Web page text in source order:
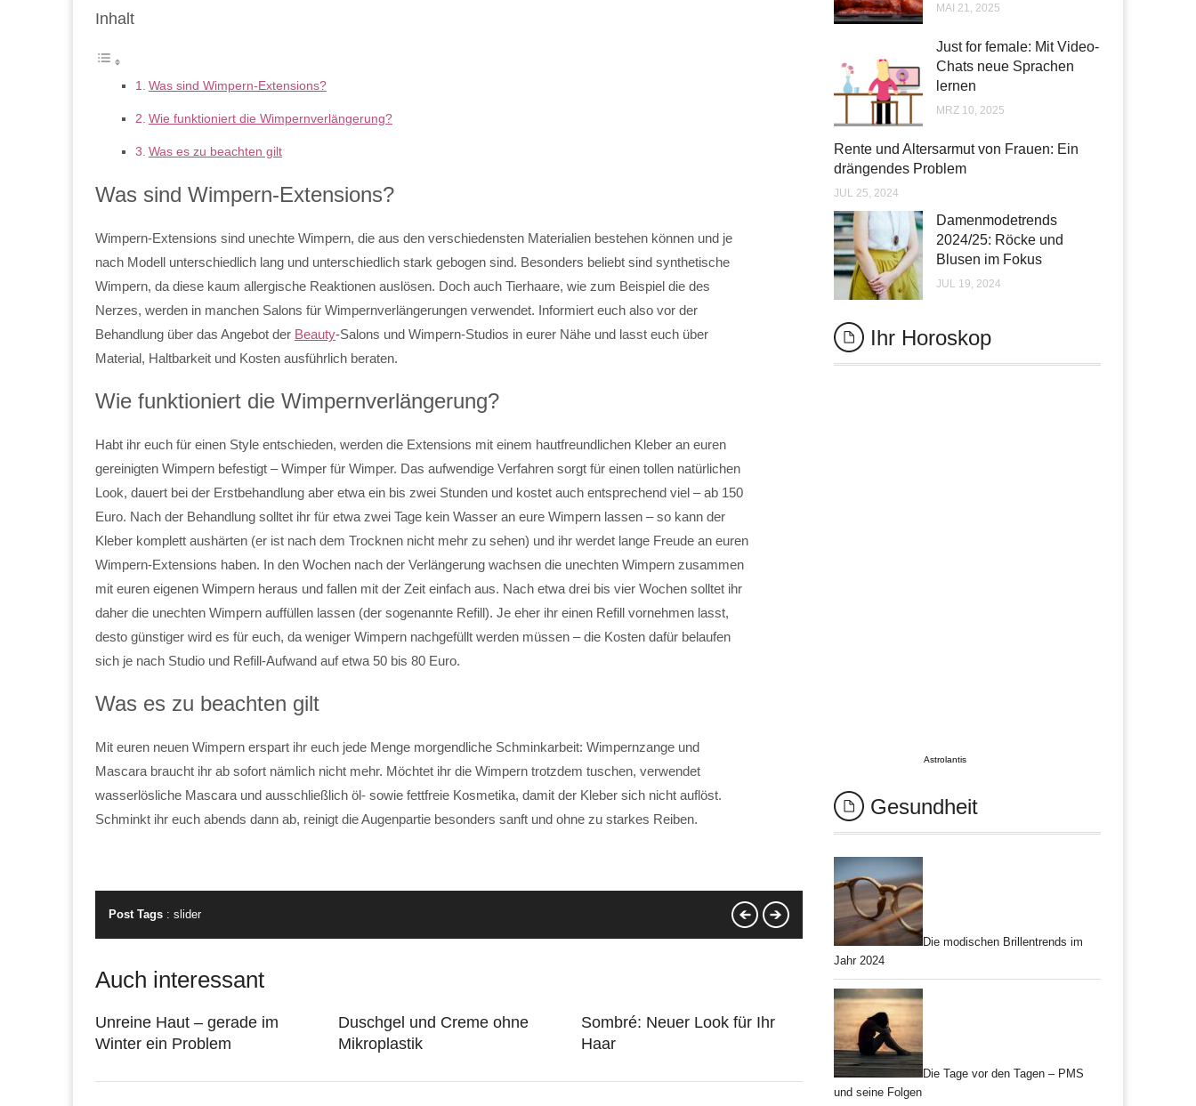
Inhalt
Was sind Wimpern-Extensions?
Wie funktioniert die Wimpernverlängerung?
Was es zu beachten gilt
Was sind Wimpern-Extensions?
Wimpern-Extensions sind unechte Wimpern, die aus den verschiedensten Materialien bestehen können und je
nach Modell unterschiedlich lang und unterschiedlich stark gebogen sind. Besonders beliebt sind synthetische
Wimpern, da diese kaum allergische Reaktionen auslösen. Doch auch Tierhaare, wie zum Beispiel die des
Nerzes, werden in manchen Salons für Wimpernverlängerungen verwendet. Informiert euch also vor der
Behandlung über das Angebot der Beauty-Salons und Wimpern-Studios in eurer Nähe und lasst euch über
Material, Haltbarkeit und Kosten ausführlich beraten.
Wie funktioniert die Wimpernverlängerung?
Habt ihr euch für einen Style entschieden, werden die Extensions mit einem hautfreundlichen Kleber an euren
gereinigten Wimpern befestigt – Wimper für Wimper. Das aufwendige Verfahren sorgt für einen tollen natürlichen
Look, dauert bei der Erstbehandlung aber etwa ein bis zwei Stunden und kostet auch entsprechend viel – ab 150
Euro. Nach der Behandlung solltet ihr für etwa zwei Tage kein Wasser an eure Wimpern lassen – so kann der
Kleber komplett aushärten (er ist nach dem Trocknen nicht mehr zu sehen) und ihr werdet lange Freude an euren
Wimpern-Extensions haben. In den Wochen nach der Verlängerung wachsen die unechten Wimpern zusammen
mit euren eigenen Wimpern heraus und fallen mit der Zeit einfach aus. Nach etwa drei bis vier Wochen solltet ihr
daher die unechten Wimpern auffüllen lassen (der sogenannte Refill). Je eher ihr einen Refill vornehmen lasst,
desto günstiger wird es für euch, da weniger Wimpern nachgefüllt werden müssen – die Kosten dafür belaufen
sich je nach Studio und Refill-Aufwand auf etwa 50 bis 80 Euro.
Was es zu beachten gilt
Mit euren neuen Wimpern erspart ihr euch jede Menge morgendliche Schminkarbeit: Wimpernzange und
Mascara braucht ihr ab sofort nämlich nicht mehr. Möchtet ihr die Wimpern trotzdem tuschen, verwendet
wasserlösliche Mascara und ausschließlich öl- sowie fettfreie Kosmetika, damit der Kleber sich nicht auflöst.
Schminkt ihr euch abends dann ab, reinigt die Augenpartie besonders sanft und ohne zu starkes Reiben.
Post Tags : slider
Auch interessant
Unreine Haut – gerade im
Winter ein Problem
Duschgel und Creme ohne
Mikroplastik
Sombré: Neuer Look für Ihr
Haar
MAI 21, 2025
Just for female: Mit Video-
Chats neue Sprachen
lernen
MRZ 10, 2025
Rente und Altersarmut von Frauen: Ein
drängendes Problem
JUL 25, 2024
Damenmodetrends
2024/25: Röcke und
Blusen im Fokus
JUL 19, 2024
Ihr Horoskop
Astrolantis
Gesundheit
Die modischen Brillentrends im
Jahr 2024
Die Tage vor den Tagen – PMS
und seine Folgen